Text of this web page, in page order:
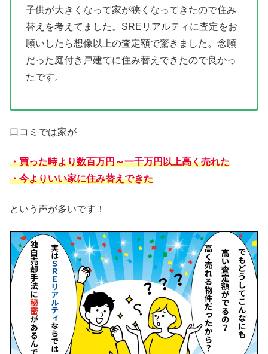
子供が大きくなって家が狭くなってきたので住み
替えを考えてました。SREリアルティに査定をお
願いしたら想像以上の査定額で驚きました。念願
だった庭付き戸建てに住み替えできたので良かっ
たです。
口コミでは家が
・買った時より数百万円～一千万円以上高く売れた
・今よりいい家に住み替えできた
という声が多いです！